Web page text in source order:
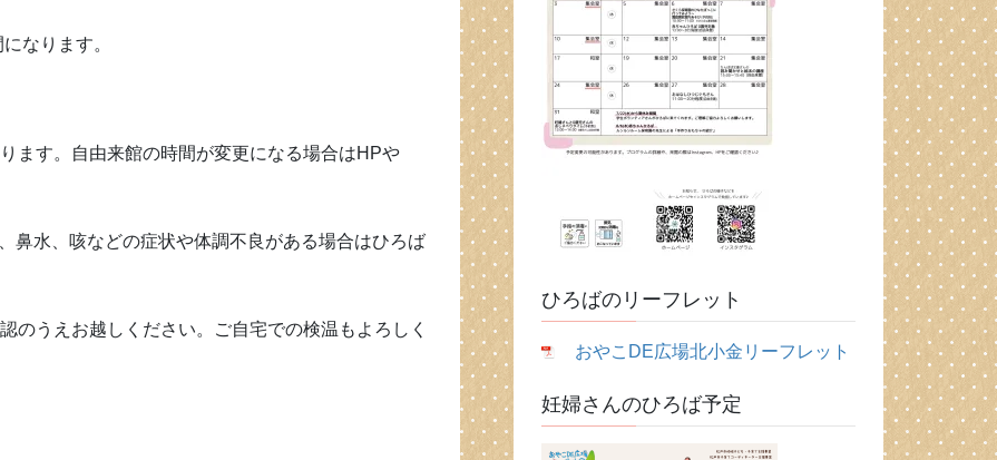
なります。
ます。自由来館の時間が変更になる場合はHPや
鼻水、咳などの症状や体調不良がある場合はひろば
のうえお越しください。ご自宅での検温もよろしく
ひろばのリーフレット
おやこDE広場北小金リーフレット
妊婦さんのひろば予定